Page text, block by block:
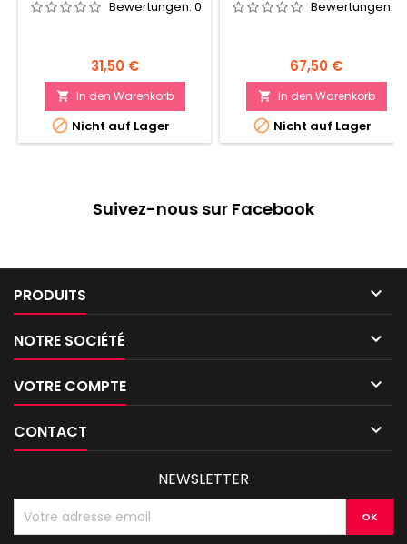
Bewertungen: 0
Preis
31,50 €
 In den Warenkorb
 Nicht auf Lager
Bewertungen:
Preis
67,50 €
 In den Warenkorb
 Nicht auf Lager
Suivez-nous sur Facebook
PRODUITS 
NOTRE SOCIÉTÉ 
VOTRE COMPTE 
CONTACT 
NEWSLETTER